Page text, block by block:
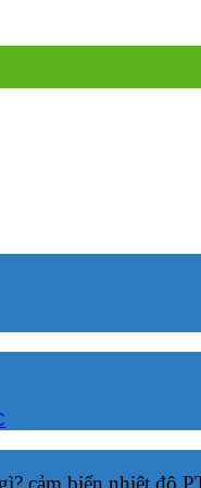
cảm biến nhiệt độ